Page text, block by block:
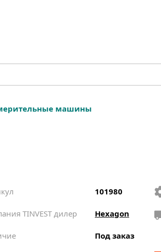
машины
101980
TINVEST дилер Hexagon
Под заказ